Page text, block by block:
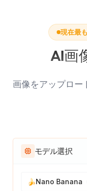
現在最
AI画
画像をアップロー
モデル選択
🍌Nano Banana